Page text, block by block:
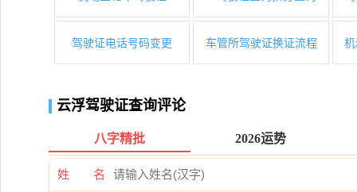
驾驶证电话号码变更 车管所驾驶证换证流程
云浮驾驶证查询评论
八字精批 2026运势
姓 名